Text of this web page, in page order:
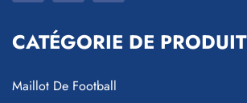
CATÉGORIE DE PRODUIT
Maillot De Football